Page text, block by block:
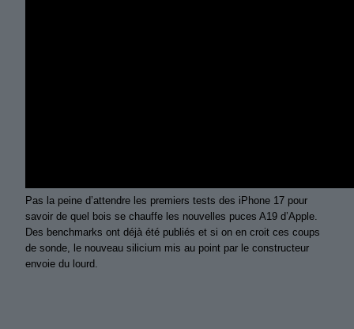
Pas la peine d’attendre les premiers tests des iPhone 17 pour
savoir de quel bois se chauffe les nouvelles puces A19 d’Apple.
Des benchmarks ont déjà été publiés et si on en croit ces coups
de sonde, le nouveau silicium mis au point par le constructeur
envoie du lourd.